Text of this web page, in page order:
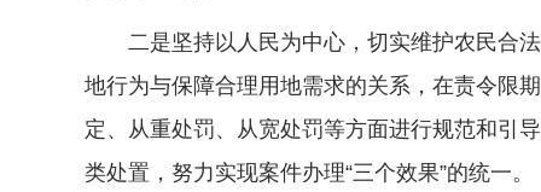
二是坚持以人民为中心，切实维护农民合法
地行为与保障合理用地需求的关系，在责令限
定、从重处罚、从宽处罚等方面进行规范和引
类处置，努力实现案件办理“三个效果”的统一。